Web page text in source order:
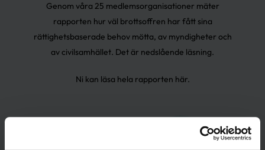
Genom våra 25 medlemsorganisationer mäter
rapporten hur väl brottsoffren har fått sina
rättighetsbaserade behov mötta, av myndigheter och
av civilsamhället. Det är nedslående läsning.
Ni kan läsa hela rapporten här.